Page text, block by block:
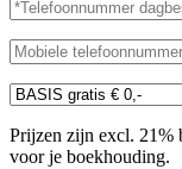
Prijzen zijn excl. 21%
voor je boekhouding.